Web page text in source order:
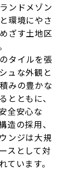
ンドメゾン
環境にやさ
ざす土地区
タイルを張
ュな外観と
みの豊かな
とともに、
全安心な
造の採用、
ンジは大規
スとして対
います。